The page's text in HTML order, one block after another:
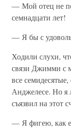
— Мой отец не
семнадцати лет!
— Я бы с
Ходили слухи,
связи Джимми с
все
Анджелесе. Но я
съязвил на этот
— Я фигею, как